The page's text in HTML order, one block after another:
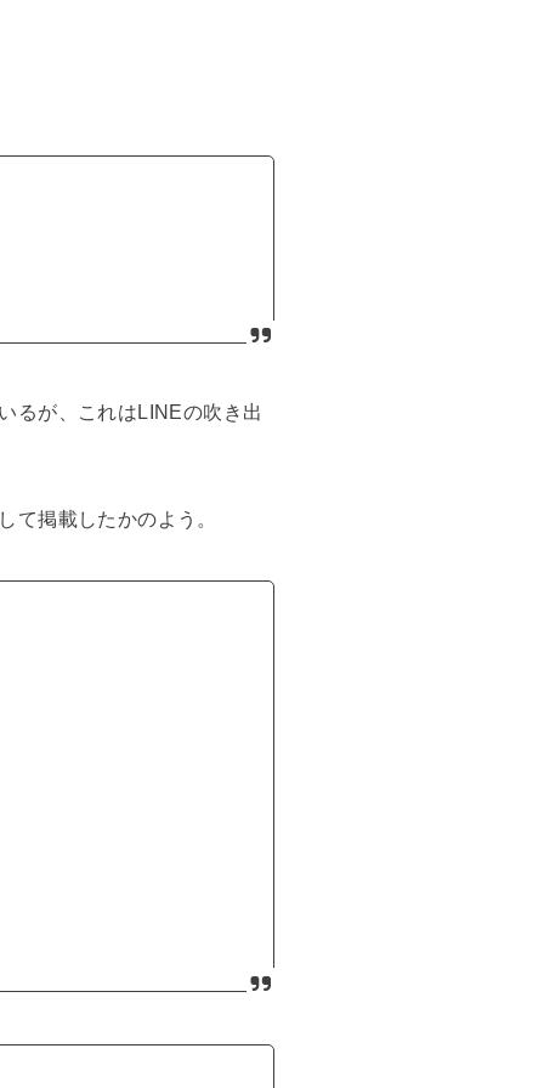
るが、これはLINEの吹き出
て掲載したかのよう。